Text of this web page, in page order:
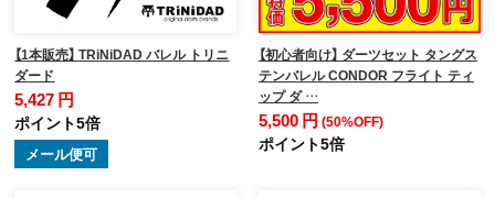
【1本販売】 TRiNiDAD バレル トリニ
ダード
5,427 円
ポイント5倍
メール便可
【初心者向け】 ダーツセット タングス
テンバレル CONDOR フライト ティ
ップ ダ …
5,500 円 (50%OFF)
ポイント5倍